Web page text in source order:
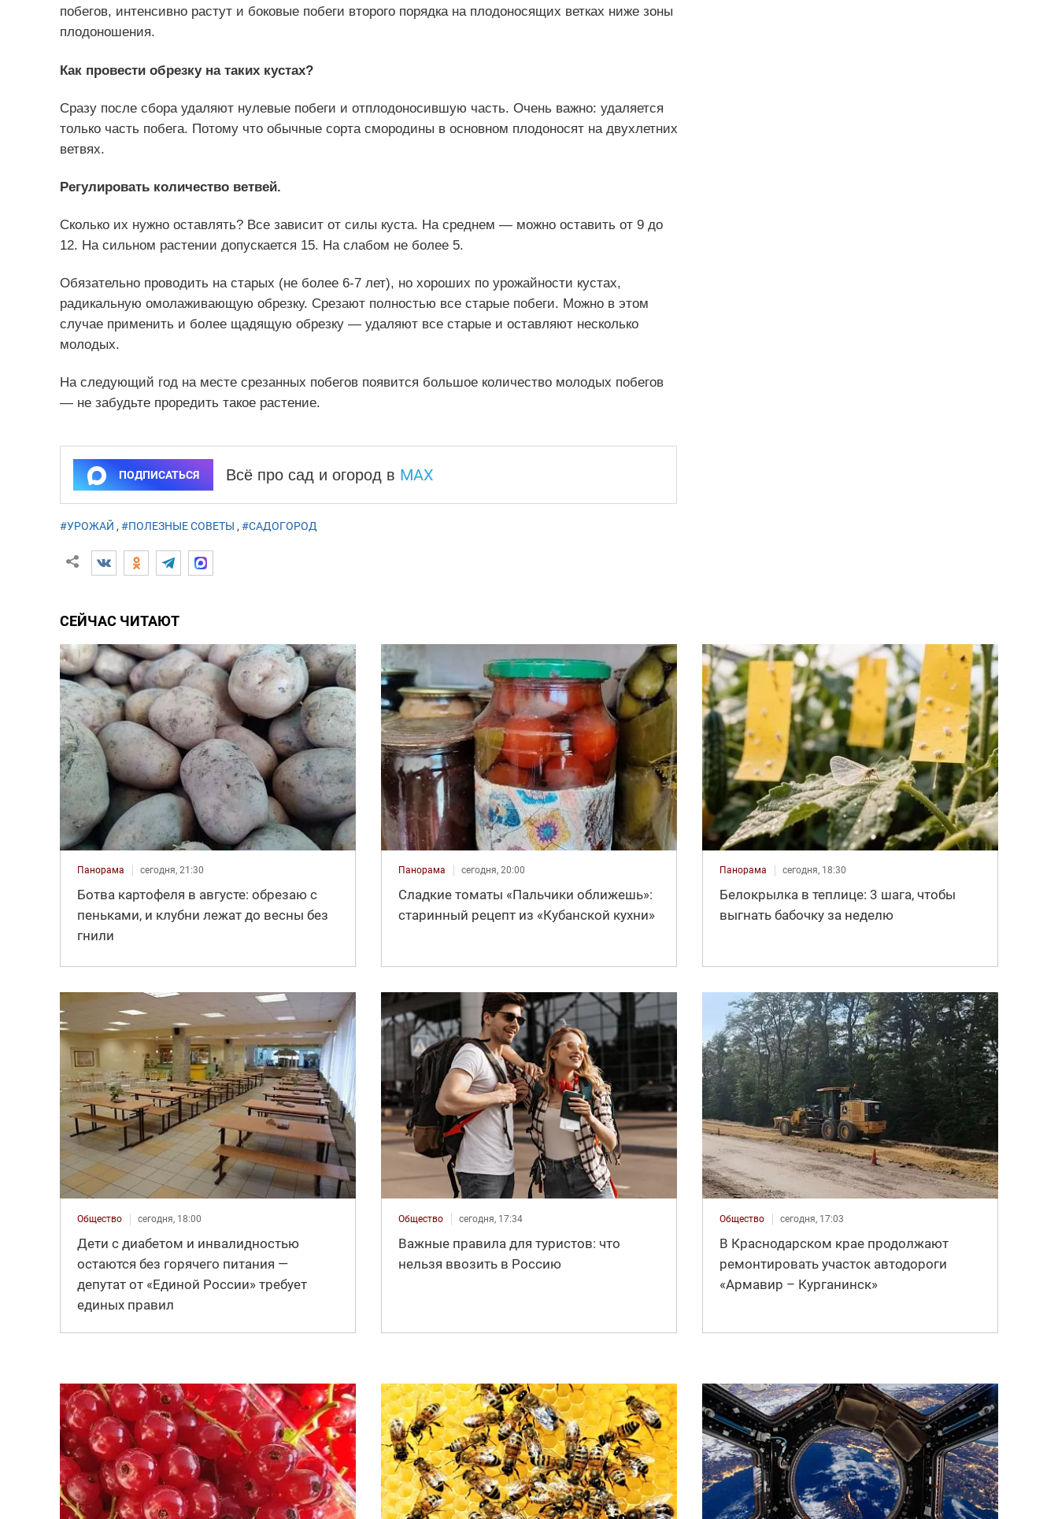
побегов, интенсивно растут и боковые побеги второго порядка на плодоносящих ветках ниже зоны
плодоношения.
Как провести обрезку на таких кустах?
Сразу после сбора удаляют нулевые побеги и отплодоносившую часть. Очень важно: удаляется
только часть побега. Потому что обычные сорта смородины в основном плодоносят на двухлетних
ветвях.
Регулировать количество ветвей.
Сколько их нужно оставлять? Все зависит от силы куста. На среднем — можно оставить от 9 до
12. На сильном растении допускается 15. На слабом не более 5.
Обязательно проводить на старых (не более 6-7 лет), но хороших по урожайности кустах,
радикальную омолаживающую обрезку. Срезают полностью все старые побеги. Можно в этом
случае применить и более щадящую обрезку — удаляют все старые и оставляют несколько
молодых.
На следующий год на месте срезанных побегов появится большое количество молодых побегов
— не забудьте проредить такое растение.
ПОДПИСАТЬСЯ Всё про сад и огород в MAX
#УРОЖАЙ , #ПОЛЕЗНЫЕ СОВЕТЫ , #САДОГОРОД
СЕЙЧАС ЧИТАЮТ
Панорама сегодня, 21:30
Ботва картофеля в августе: обрезаю с
пеньками, и клубни лежат до весны без
гнили
Панорама сегодня, 20:00
Сладкие томаты «Пальчики оближешь»:
старинный рецепт из «Кубанской кухни»
Панорама сегодня, 18:30
Белокрылка в теплице: 3 шага, чтобы
выгнать бабочку за неделю
Общество сегодня, 18:00
Дети с диабетом и инвалидностью
остаются без горячего питания —
депутат от «Единой России» требует
единых правил
Общество сегодня, 17:34
Важные правила для туристов: что
нельзя ввозить в Россию
Общество сегодня, 17:03
В Краснодарском крае продолжают
ремонтировать участок автодороги
«Армавир – Курганинск»